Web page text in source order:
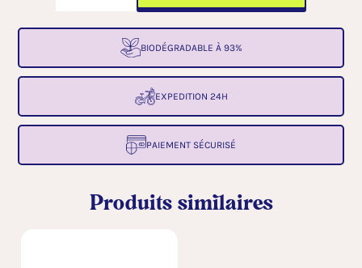
plastique*
Amor
r
t
BIODÉGRADABLE À 93%
EXPEDITION 24H
PAIEMENT SÉCURISÉ
Produits similaires